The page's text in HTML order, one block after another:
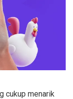
cukup menarik